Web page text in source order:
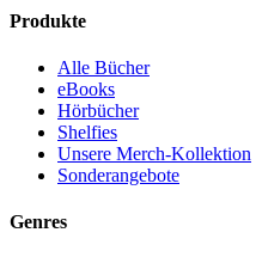
Produkte
Alle Bücher
eBooks
Hörbücher
Shelfies
Unsere Merch-Kollektion
Sonderangebote
Genres